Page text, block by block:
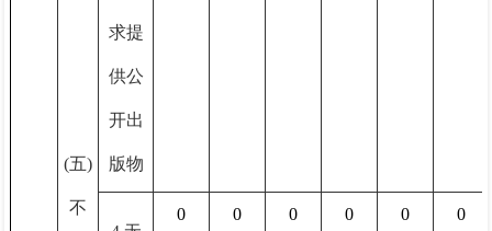
(五)
不
求提
供公
开出
版物
0 0 0 0 0 0